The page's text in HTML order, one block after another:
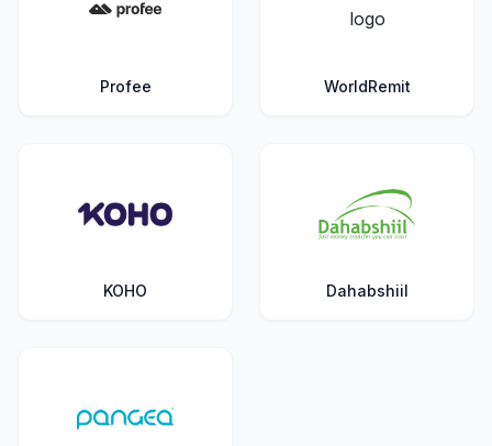
Profee WorldRemit
KOHO Dahabshiil